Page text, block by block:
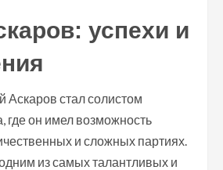
успехи и
Аскаров стал солистом
где он имел возможность
и сложных партиях.
из самых талантливых и